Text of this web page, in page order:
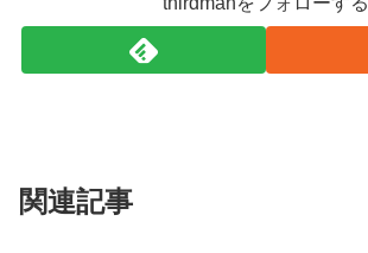
関連記事